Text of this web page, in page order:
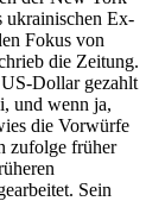
ukrainischen Ex-
Fokus von
die Zeitung.
Dollar gezahlt
und wenn ja,
die Vorwürfe
zufolge früher
Sein